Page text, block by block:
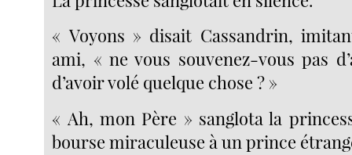
« Voyons » disait Cassandrin,
ami, « ne vous souvenez-vous pas
d’avoir volé quelque chose ? »
« Ah, mon Père » sanglota la
bourse miraculeuse à un prince